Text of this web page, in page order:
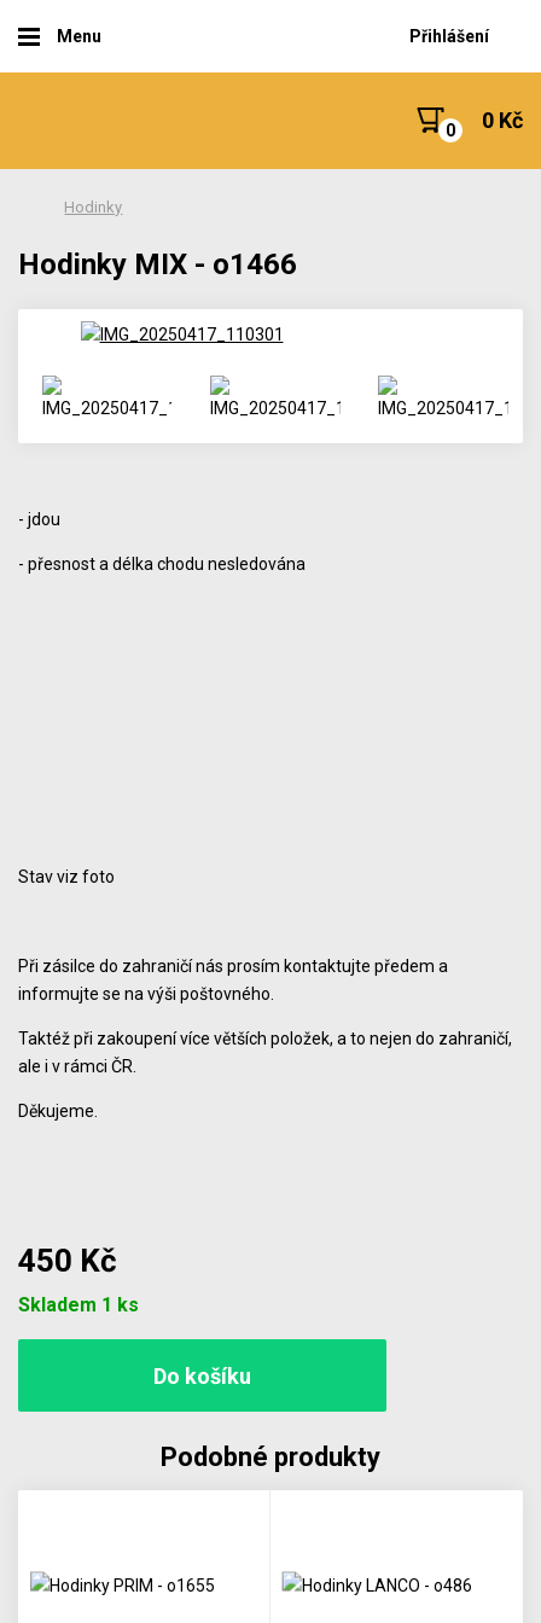
Menu Přihlášení
0 Kč
Hodinky
Hodinky MIX - o1466
- jdou
- přesnost a délka chodu nesledována
Stav viz foto
Při zásilce do zahraničí nás prosím kontaktujte předem a
informujte se na výši poštovného.
Taktéž při zakoupení více větších položek, a to nejen do zahraničí,
ale i v rámci ČR.
Děkujeme.
450 Kč
Skladem 1 ks
Podobné produkty